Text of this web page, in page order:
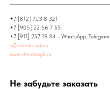
+7 [812] 703 8 321
+7 [905] 22 66 7 55
+7 [911] 257 19 84 - WhatsApp, Telegram
z@shenlerspb.ru
www.shenlerspb.ru
Не забудьте заказать